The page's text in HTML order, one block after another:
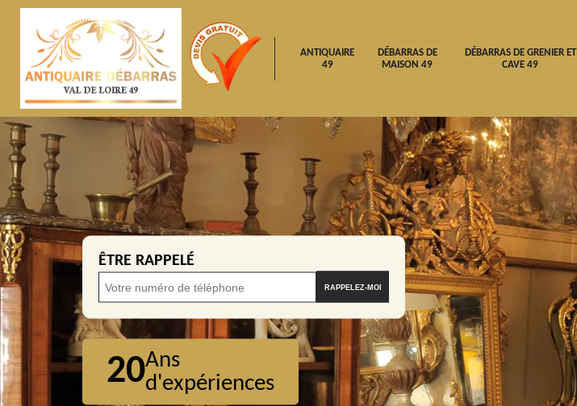
ANTIQUAIRE
49
DÉBARRAS DE
MAISON 49
DÉBARRAS DE GRENIER ET
CAVE 49
ÊTRE RAPPELÉ
20Ans
d'expériences